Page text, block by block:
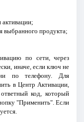
выбранного продукта;
по сети, через
иначе, если ключ не
по телефону. Для
в Центр Активации,
код, который
"Применить". Если